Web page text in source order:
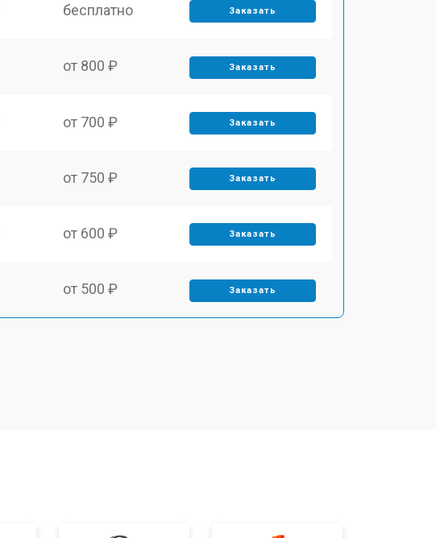
бесплатно Заказать
от 800 ₽ Заказать
от 700 ₽ Заказать
от 750 ₽ Заказать
от 600 ₽ Заказать
от 500 ₽ Заказать